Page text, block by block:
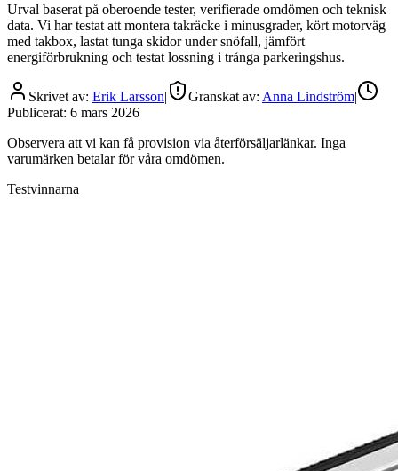
Urval baserat på oberoende tester, verifierade omdömen och teknisk
data. Vi har testat att montera takräcke i minusgrader, kört motorväg
med takbox, lastat tunga skidor under snöfall, jämfört
energiförbrukning och testat lossning i trånga parkeringshus.
Skrivet av: Erik Larsson| Granskat av: Anna Lindström|
Publicerat: 6 mars 2026
Observera att vi kan få provision via återförsäljarlänkar. Inga
varumärken betalar för våra omdömen.
Testvinnarna